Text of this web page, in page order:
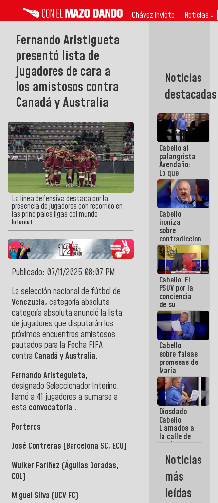
Chávez invicto Noticias ↓
Fernando Aristigueta
presentó lista de
jugadores de cara a
los amistosos contra
Canadá y Australia
La línea defensiva destaca por la
presencia de jugadores con recorrido en
las principales ligas del mundo
Internet
Publicado: 07/11/2025 08:07 PM
La selección nacional de fútbol de
Venezuela, categoría absoluta
categoría absoluta anunció la lista
de jugadores que disputarán los
próximos encuentros amistosos
pautados para la Fecha FIFA
contra Canadá y Australia.
Fernando Aristeguieta,
designado Seleccionador Interino,
llamó a 41 jugadores a sumarse a
esta convocatoria .
Porteros
José Contreras (Barcelona SC, ECU)
Wuiker Fariñez (Águilas Doradas,
COL)
Miguel Silva (UCV FC)
Noticias
destacadas
Cabello al
palangrista
Avendaño:
Lo que
vayas a
escribir
hazlo hoy
por que no
sabemos si
la semana
que viene
hay
programa
Cabello
ironiza
sobre
contradicciones
y mentiras
de María
Machado:
¡Créanle!
Cabello: El
PSUV por la
conciencia
de su
militancia
es la
organización
política más
sólida de
Venezuela
Cabello
sobre falsas
promesas de
María
Machado:
¿Quién le
puede creer?
¿Y la gente
que ella iba
a salvar en
La Guaira?
Diosdado
Cabello:
Llamados a
la calle de
María
Machado se
estrellaron
de frente
contra el
Pueblo
Noticias
más
leídas